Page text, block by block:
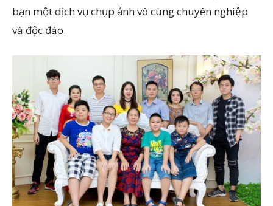
bạn một dịch vụ chụp ảnh vô cùng chuyên nghiệp
và độc đáo.